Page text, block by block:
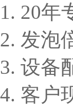
1. 20年
2. 发泡
3. 设备
4. 客户